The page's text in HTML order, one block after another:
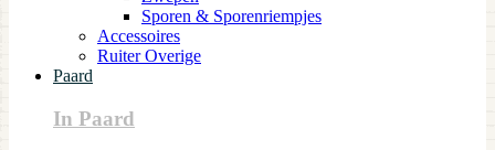
Sporen & Sporenriempjes
Accessoires
Ruiter Overige
Paard
In Paard